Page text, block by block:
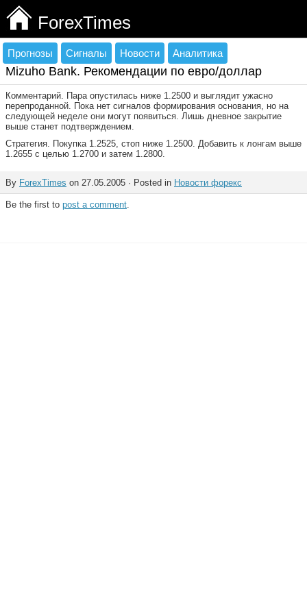
ForexTimes
Прогнозы Сигналы Новости Аналитика
Mizuho Bank. Рекомендации по евро/доллар
Комментарий. Пара опустилась ниже 1.2500 и выглядит ужасно
перепроданной. Пока нет сигналов формирования основания, но на
следующей неделе они могут появиться. Лишь дневное закрытие
выше станет подтверждением.
Стратегия. Покупка 1.2525, стоп ниже 1.2500. Добавить к лонгам выше
1.2655 с целью 1.2700 и затем 1.2800.
By ForexTimes on 27.05.2005 · Posted in Новости форекс
Be the first to post a comment.